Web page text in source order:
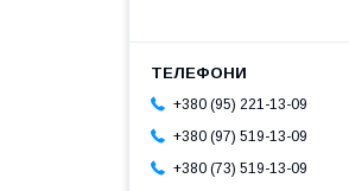
+380 (95) 221-13-09
+380 (97) 519-13-09
+380 (73) 519-13-09